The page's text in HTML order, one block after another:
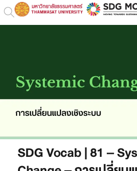
SDG Vocab | 81 –